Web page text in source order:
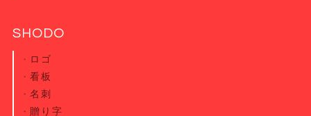
SHODO
ロゴ
看板
名刺
贈り字